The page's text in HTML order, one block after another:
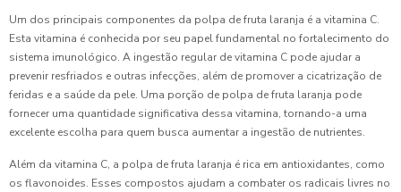
Um dos principais componentes da polpa de fruta laranja é a vitamina C.
Esta vitamina é conhecida por seu papel fundamental no fortalecimento do
sistema imunológico. A ingestão regular de vitamina C pode ajudar a
prevenir resfriados e outras infecções, além de promover a cicatrização de
feridas e a saúde da pele. Uma porção de polpa de fruta laranja pode
fornecer uma quantidade significativa dessa vitamina, tornando-a uma
excelente escolha para quem busca aumentar a ingestão de nutrientes.
Além da vitamina C, a polpa de fruta laranja é rica em antioxidantes, como
os flavonoides. Esses compostos ajudam a combater os radicais livres no